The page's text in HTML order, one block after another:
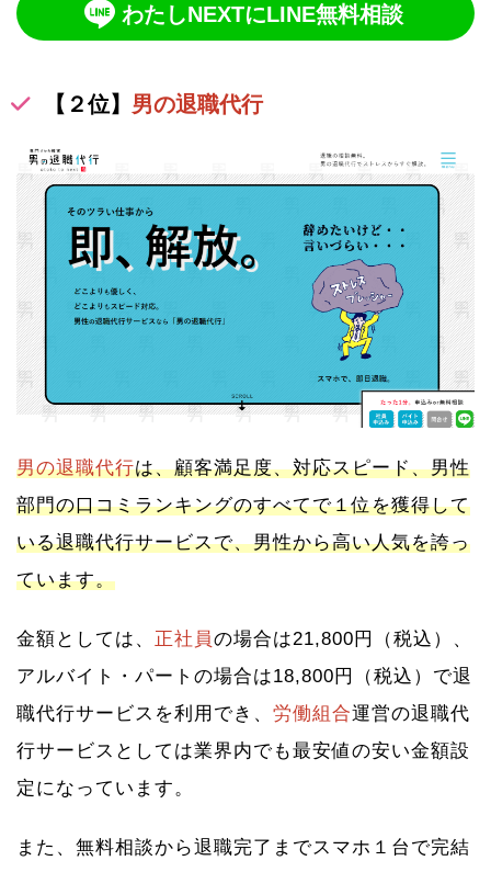
わたしNEXTにLINE無料相談
【２位】 男の退職代行
男の退職代行は、顧客満足度、対応スピード、男性
部門の口コミランキングのすべてで１位を獲得して
いる退職代行サービスで、男性から高い人気を誇っ
ています。
金額としては、 正社員の場合は21,800円（税込）、
アルバイト・パートの場合は18,800円（税込）で退
職代行サービスを利用でき、 労働組合運営の退職代
行サービスとしては業界内でも最安値の安い金額設
定になっています。
また、無料相談から退職完了までスマホ１台で完結